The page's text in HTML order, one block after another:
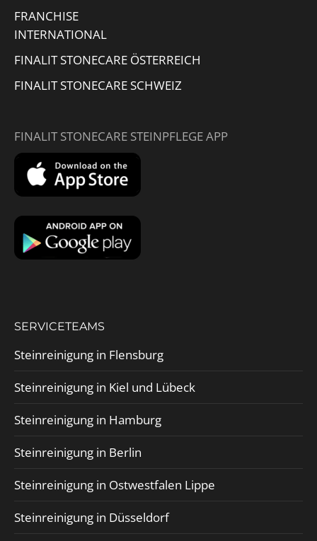
FRANCHISE
INTERNATIONAL
FINALIT STONECARE ÖSTERREICH
FINALIT STONECARE SCHWEIZ
FINALIT STONECARE STEINPFLEGE APP
SERVICETEAMS
Steinreinigung in Flensburg
Steinreinigung in Kiel und Lübeck
Steinreinigung in Hamburg
Steinreinigung in Berlin
Steinreinigung in Ostwestfalen Lippe
Steinreinigung in Düsseldorf